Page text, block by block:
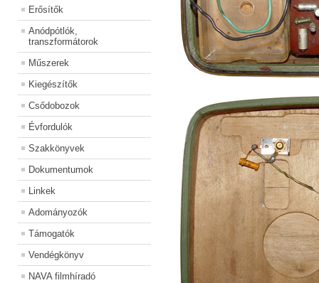
Erősítők
Anódpótlók,
transzformátorok
Műszerek
Kiegészítők
Csődobozok
Évfordulók
Szakkönyvek
Dokumentumok
Linkek
Adományozók
Támogatók
Vendégkönyv
NAVA filmhíradó